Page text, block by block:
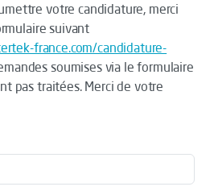
votre candidature, merci
suivant
france.com/candidature-
soumises via le formulaire
pas traitées. Merci de votre